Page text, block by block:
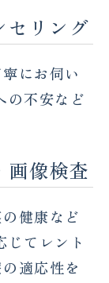
セリング
にお伺い
の不安など
画像検査
健康など
てレント
適応性を